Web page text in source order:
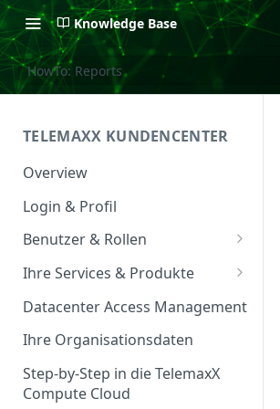
Knowledge Base
HowTo: Reports
TELEMAXX KUNDENCENTER
Overview
Login & Profil
Benutzer & Rollen
Benutzer verwalten
Rollen & Rechte
Ihre Services & Produkte
Services Overview
Service Management
Service & Vertrag
Ansprechpartner &
Datacenter Access Management
Ihre Organisationsdaten
Step-by-Step in die TelemaxX
Compute Cloud